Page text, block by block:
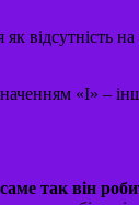
як
«І» –
так він